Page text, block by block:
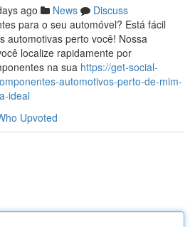
ago News
Discuss
para o seu automóvel? Está fácil
automotivas perto você! Nossa
localize rapidamente por
na sua https://get-social-
automotivos-perto-de-mim-
ideal
Upvoted